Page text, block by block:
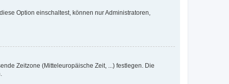
Option einschaltest, können nur Administratoren,
Zeitzone (Mitteleuropäische Zeit, ...) festlegen. Die